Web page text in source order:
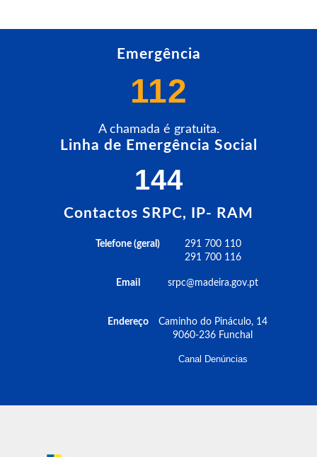
Emergência
112
A chamada é gratuita.
Linha de Emergência Social
144
Contactos SRPC, IP- RAM
Telefone (geral)
Email
Endereço
291 700 110
291 700 116
srpc@madeira.gov.pt
Caminho do Pináculo, 14
9060-236 Funchal
Canal Denúncias